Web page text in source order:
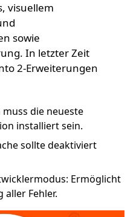
visuellem
sowie
In letzter Zeit
2-Erweiterungen
die neueste
installiert sein.
sollte deaktiviert
Ermöglicht
Fehler.